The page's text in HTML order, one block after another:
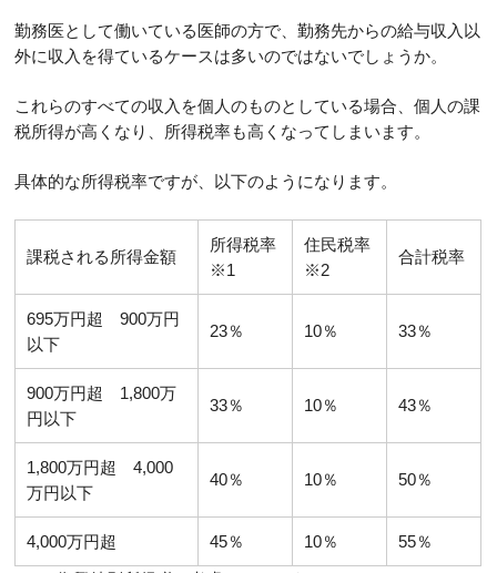
勤務医として働いている医師の方で、勤務先からの給与収入以
外に収入を得ているケースは多いのではないでしょうか。
これらのすべての収入を個人のものとしている場合、個人の課
税所得が高くなり、所得税率も高くなってしまいます。
具体的な所得税率ですが、以下のようになります。
課税される所得金額
所得税率
※1
住民税率
※2
合計税率
695万円超 900万円
以下
23％ 10％ 33％
900万円超 1,800万
円以下
33％ 10％ 43％
1,800万円超 4,000
万円以下
40％ 10％ 50％
4,000万円超 45％ 10％
55％